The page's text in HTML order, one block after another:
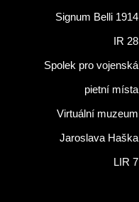
Signum Belli 1914
IR 28
Spolek pro vojenská
pietní místa
Virtuální muzeum
Jaroslava Haška
LIR 7